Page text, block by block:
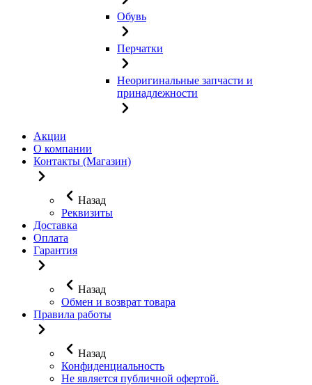
Обувь
Перчатки
Неоригинальные запчасти и
принадлежности
Акции
О компании
Контакты (Магазин)
Назад
Реквизиты
Доставка
Оплата
Гарантия
Назад
Обмен и возврат товара
Правила работы
Назад
Конфиденциальность
Не является публичной офертой.